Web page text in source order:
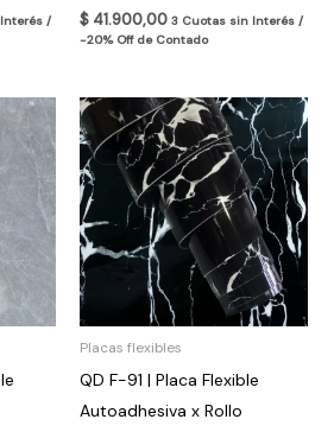
/
$ 41.900,00 3 Cuotas sin Interés /
-20% Off de Contado
Placas flexibles
QD F-91 | Placa Flexible
Autoadhesiva x Rollo